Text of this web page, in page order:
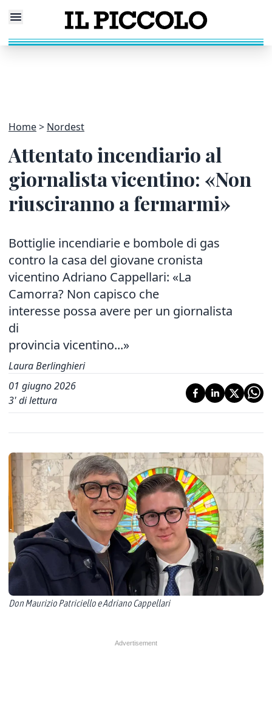
Home Nordest
Attentato incendiario al
giornalista vicentino: «Non
riusciranno a fermarmi»
Bottiglie incendiarie e bombole di gas
contro la casa del giovane cronista
vicentino Adriano Cappellari: «La
Camorra? Non capisco che
interesse possa avere per un giornalista
di
provincia vicentino...»
Laura Berlinghieri
01 giugno 2026
3' di lettura
Don Maurizio Patriciello e Adriano Cappellari